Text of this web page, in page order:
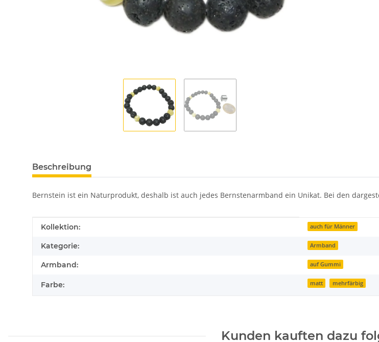
Beschreibung
Bernstein ist ein Naturprodukt, deshalb ist auch jedes Bernstenarmband ein Unikat. Bei den
Produkteigenschaft
Wert
Kollektion: auch für Männer
Kategorie: Armband
Armband: auf Gummi
Farbe: matt mehrfärbig
Kunden kauften dazu